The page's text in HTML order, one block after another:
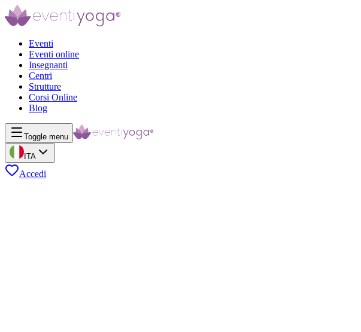
Eventi
Eventi online
Insegnanti
Centri
Strutture
Corsi Online
Blog
Toggle menu
ITA
Accedi